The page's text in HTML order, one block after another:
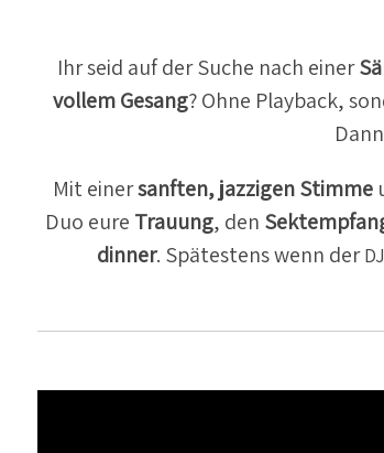
Ihr seid auf der Suche nach einer
vollemGesang? Ohne Playback,
Mit einersanften, jazzigen Stimme
Duo eure Trauung, den
dinner. Spätestens wenn derDJ